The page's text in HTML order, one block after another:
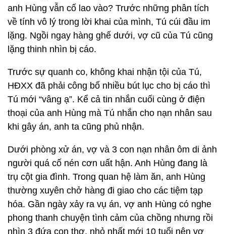
anh Hùng vẫn cố lao vào? Trước những phân tích
về tính vô lý trong lời khai của mình, Tú cúi đầu im
lặng. Ngồi ngay hàng ghế dưới, vợ cũ của Tú cũng
lặng thinh nhìn bị cáo.
Trước sự quanh co, không khai nhận tội của Tú,
HĐXX đã phải công bố nhiều bút lục cho bị cáo thì
Tú mới “vâng ạ”. Kể cả tin nhắn cuối cùng ở điện
thoại của anh Hùng mà Tú nhắn cho nạn nhân sau
khi gây án, anh ta cũng phủ nhận.
Dưới phòng xử án, vợ và 3 con nạn nhân ôm di ảnh
người quá cố nén cơn uất hận. Anh Hùng đang là
trụ cột gia đình. Trong quan hệ làm ăn, anh Hùng
thường xuyên chở hàng đi giao cho các tiệm tạp
hóa. Gần ngày xảy ra vụ án, vợ anh Hùng có nghe
phong thanh chuyện tình cảm của chồng nhưng rồi
nhìn 3 đứa con thơ, nhỏ nhất mới 10 tuổi nên vợ